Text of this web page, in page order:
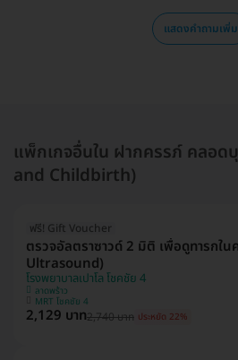
แสดงคำถามเพิ่ม
แพ็กเกจอื่นใน ฝากครรภ์ คลอ
and Childbirth)
ฟรี! Gift Voucher
ตรวจอัลตราซาวด์ 2 มิติ เพื่อดูทารกใน
Ultrasound)
โรงพยาบาลเปาโล โชคชัย 4
ลาดพร้าว
MRT โชคชัย 4
2,129 บาท2,740 บาท ประหยัด 22%